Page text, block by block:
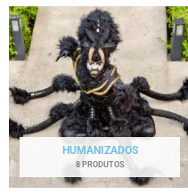
HUMANIZADOS
8 PRODUTOS